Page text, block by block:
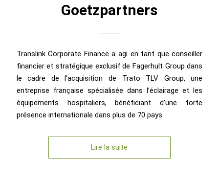
Goetzpartners
Translink Corporate Finance a agi en tant que conseiller
financier et stratégique exclusif de Fagerhult Group dans
le cadre de l’acquisition de Trato TLV Group, une
entreprise française spécialisée dans l’éclairage et les
équipements hospitaliers, bénéficiant d’une forte
présence internationale dans plus de 70 pays.
Lire la suite